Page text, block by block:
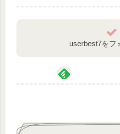
最初はゲスト権限からのス
足らなかったら探検して採
userbest7をフ